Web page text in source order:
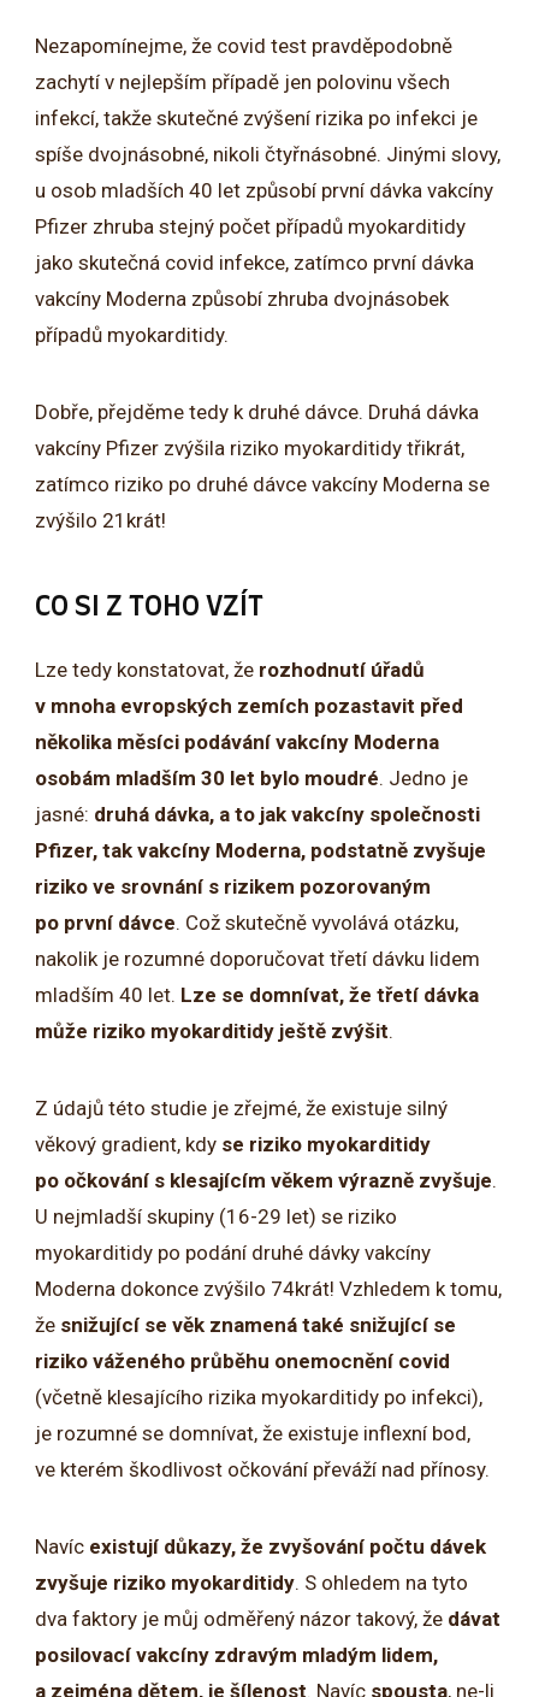
Nezapomínejme, že covid test pravděpodobně
zachytí v nejlepším případě jen polovinu všech
infekcí, takže skutečné zvýšení rizika po infekci je
spíše dvojnásobné, nikoli čtyřnásobné. Jinými slovy,
u osob mladších 40 let způsobí první dávka vakcíny
Pfizer zhruba stejný počet případů myokarditidy
jako skutečná covid infekce, zatímco první dávka
vakcíny Moderna způsobí zhruba dvojnásobek
případů myokarditidy.
Dobře, přejděme tedy k druhé dávce. Druhá dávka
vakcíny Pfizer zvýšila riziko myokarditidy třikrát,
zatímco riziko po druhé dávce vakcíny Moderna se
zvýšilo 21krát!
CO SI Z TOHO VZÍT
Lze tedy konstatovat, že rozhodnutí úřadů
v mnoha evropských zemích pozastavit před
několika měsíci podávání vakcíny Moderna
osobám mladším 30 let bylo moudré. Jedno je
jasné: druhá dávka, a to jak vakcíny společnosti
Pfizer, tak vakcíny Moderna, podstatně zvyšuje
riziko ve srovnání s rizikem pozorovaným
po první dávce. Což skutečně vyvolává otázku,
nakolik je rozumné doporučovat třetí dávku lidem
mladším 40 let. Lze se domnívat, že třetí dávka
může riziko myokarditidy ještě zvýšit.
Z údajů této studie je zřejmé, že existuje silný
věkový gradient, kdy se riziko myokarditidy
po očkování s klesajícím věkem výrazně zvyšuje.
U nejmladší skupiny (16-29 let) se riziko
myokarditidy po podání druhé dávky vakcíny
Moderna dokonce zvýšilo 74krát! Vzhledem k tomu,
že snižující se věk znamená také snižující se
riziko váženého průběhu onemocnění covid
(včetně klesajícího rizika myokarditidy po infekci),
je rozumné se domnívat, že existuje inflexní bod,
ve kterém škodlivost očkování převáží nad přínosy.
Navíc existují důkazy, že zvyšování počtu dávek
zvyšuje riziko myokarditidy. S ohledem na tyto
dva faktory je můj odměřený názor takový, že dávat
posilovací vakcíny zdravým mladým lidem,
a zejména dětem, je šílenost. Navíc spousta, ne-li